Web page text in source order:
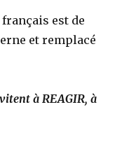
français est de
et remplacé
à REAGIR, à